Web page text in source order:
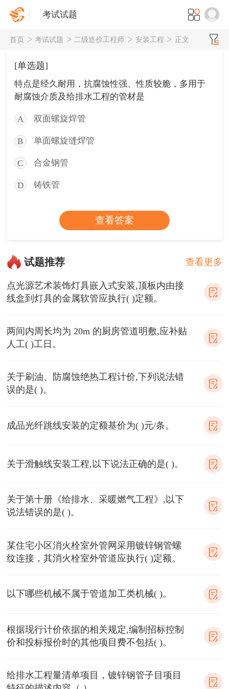
考试试题
首页 考试试题 二级造价工程师 安装工程 正文
[单选题]
特点是经久耐用，抗腐蚀性强、性质较脆，多用于
耐腐蚀介质及给排水工程的管材是
A 双面螺旋焊管
B 单面螺旋缝焊管
C 合金钢管
D 铸铁管
查看答案
试题推荐 查看更多
点光源艺术装饰灯具嵌入式安装,顶板内由接
线盒到灯具的金属软管应执行( )定额。
两间内周长均为 20m 的厨房管道明敷,应补贴
人工( )工日。
关于刷油、防腐蚀绝热工程计价,下列说法错
误的是( )。
成品光纤跳线安装的定额基价为( )元/条。
关于滑触线安装工程,以下说法正确的是( )。
关于第十册《给排水、采暖燃气工程》,以下
说法错误的是( )。
某住宅小区消火栓室外管网采用镀锌钢管螺
纹连接，其消火栓室外管道应执行( )定额。
以下哪些机械不属于管道加工类机械( )。
根据现行计价依据的相关规定,编制招标控制
价和投标报价时的其他项目费不包括( )。
给排水工程量清单项目，镀锌钢管子目项目